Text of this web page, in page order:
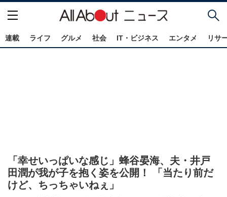
連載 ライフ グルメ 社会 IT・ビジネス エンタメ リサ
「幸せいっぱいな感じ」蜂谷晏海、夫・井戸
田潤が我が子を抱く姿を公開！ 「当たり前だ
けど、ちっちゃいねぇ」